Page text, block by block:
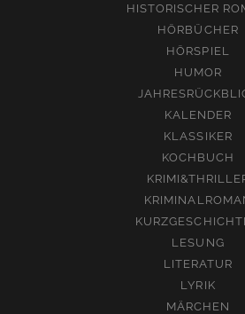
HISTORISCHER
HÖRBÜCHER
HÖRSPIEL
HUMOR
KALENDER
KLASSIKER
KOCHBUCH
LESUNG
LITERATUR
LYRIK
MÄRCHEN